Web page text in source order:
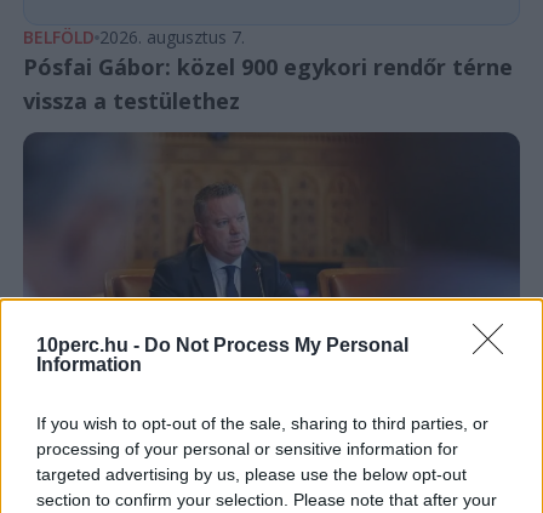
10perc.hu - Do Not Process My Personal
Information
If you wish to opt-out of the sale, sharing to third parties, or
processing of your personal or sensitive information for
targeted advertising by us, please use the below opt-out
section to confirm your selection. Please note that after your
BELFÖLD 2026. augusztus 7.
Pósfai Gábor: közel 900 egykori rendőr térne
vissza a testülethez
Rendőrség Pósfai Gábor